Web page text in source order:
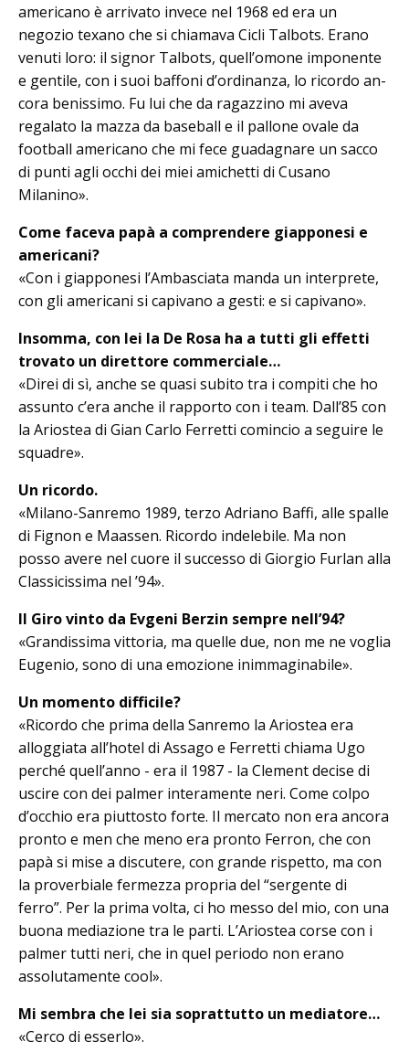
americano è arrivato invece nel 1968 ed era un
negozio texano che si chiamava Cicli Talbots. Era­no
venuti loro: il signor Talbots, quell’omone imponente
e gentile, con i suoi baffoni d’ordinanza, lo ricordo an­
cora benissimo. Fu lui che da ragazzino mi aveva
regalato la mazza da baseball e il pallone ovale da
football americano che mi fece guadagnare un sacco
di punti agli occhi dei miei amichetti di Cusano
Milanino».
Come faceva papà a comprendere giapponesi e
americani?
«Con i giapponesi l’Ambasciata manda un interprete,
con gli americani si capivano a gesti: e si capivano».
Insomma, con lei la De Rosa ha a tutti gli effetti
trovato un direttore commerciale…
«Direi di sì, anche se quasi subito tra i compiti che ho
assunto c’era anche il rapporto con i team. Dall’85 con
la Ariostea di Gian Carlo Ferretti co­mincio a seguire le
squadre».
Un ricordo.
«Milano-Sanremo 1989, terzo Adria­no Baffi, alle spalle
di Fignon e Maassen. Ricordo indelebile. Ma non
posso avere nel cuore il successo di Giorgio Furlan alla
Classicissima nel ’94».
Il Giro vinto da Evgeni Berzin sempre nell’94?
«Grandissima vittoria, ma quelle due, non me ne voglia
Eugenio, sono di una emozione inimmaginabile».
Un momento difficile?
«Ricordo che prima della Sanremo la Ariostea era
alloggiata all’hotel di As­sago e Ferretti chiama Ugo
perché quell’anno - era il 1987 - la Clement decise di
uscire con dei palmer interamente neri. Come colpo
d’occhio era piuttosto forte. Il mercato non era ancora
pronto e men che meno era pronto Ferron, che con
papà si mise a discutere, con grande rispetto, ma con
la proverbiale fermezza propria del “sergente di
ferro”. Per la prima volta, ci ho messo del mio, con una
buona me­diazione tra le parti. L’Ariostea corse con i
palmer tutti neri, che in quel periodo non era­no
assolutamente cool».
Mi sembra che lei sia soprattutto un me­diatore…
«Cerco di esserlo».